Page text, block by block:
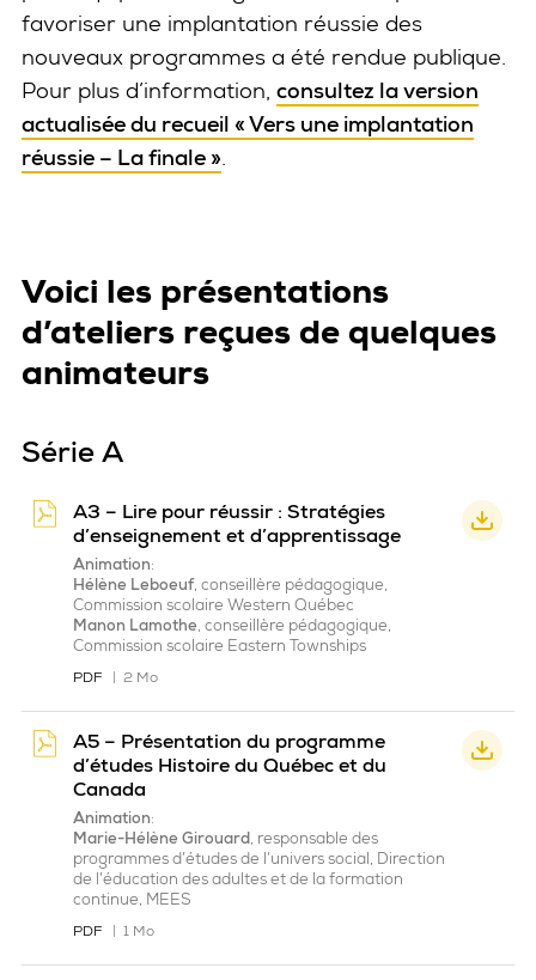
favoriser une implantation réussie des
nouveaux programmes a été rendue publique.
Pour plus d’information, consultez la version
actualisée du recueil « Vers une implantation
réussie – La finale ».
Voici les présentations
d’ateliers reçues de quelques
animateurs
Série A
A3 – Lire pour réussir : Stratégies
d’enseignement et d’apprentissage
Animation:
Hélène Leboeuf, conseillère pédagogique,
Commission scolaire Western Québec
Manon Lamothe, conseillère pédagogique,
Commission scolaire Eastern Townships
PDF 2 Mo
A5 – Présentation du programme
d’études Histoire du Québec et du
Canada
Animation:
Marie-Hélène Girouard, responsable des
programmes d’études de l’univers social, Direction
de l’éducation des adultes et de la formation
continue, MEES
PDF 1 Mo